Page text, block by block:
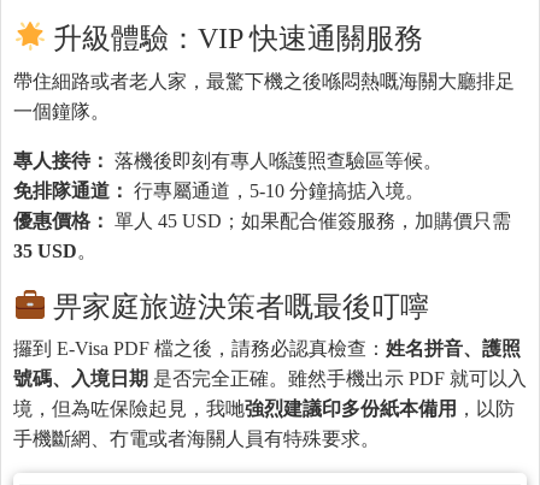
升級體驗：VIP 快速通關服務
帶住細路或者老人家，最驚下機之後喺悶熱嘅海關大廳排足
一個鐘隊。
專人接待： 落機後即刻有專人喺護照查驗區等候。
免排隊通道： 行專屬通道，5-10 分鐘搞掂入境。
優惠價格： 單人 45 USD；如果配合催簽服務，加購價只需
35 USD。
畀家庭旅遊決策者嘅最後叮嚀
攞到 E-Visa PDF 檔之後，請務必認真檢查： 姓名拼音、護照
號碼、入境日期 是否完全正確。雖然手機出示 PDF 就可以入
境，但為咗保險起見，我哋強烈建議印多份紙本備用 ，以防
手機斷網、冇電或者海關人員有特殊要求。